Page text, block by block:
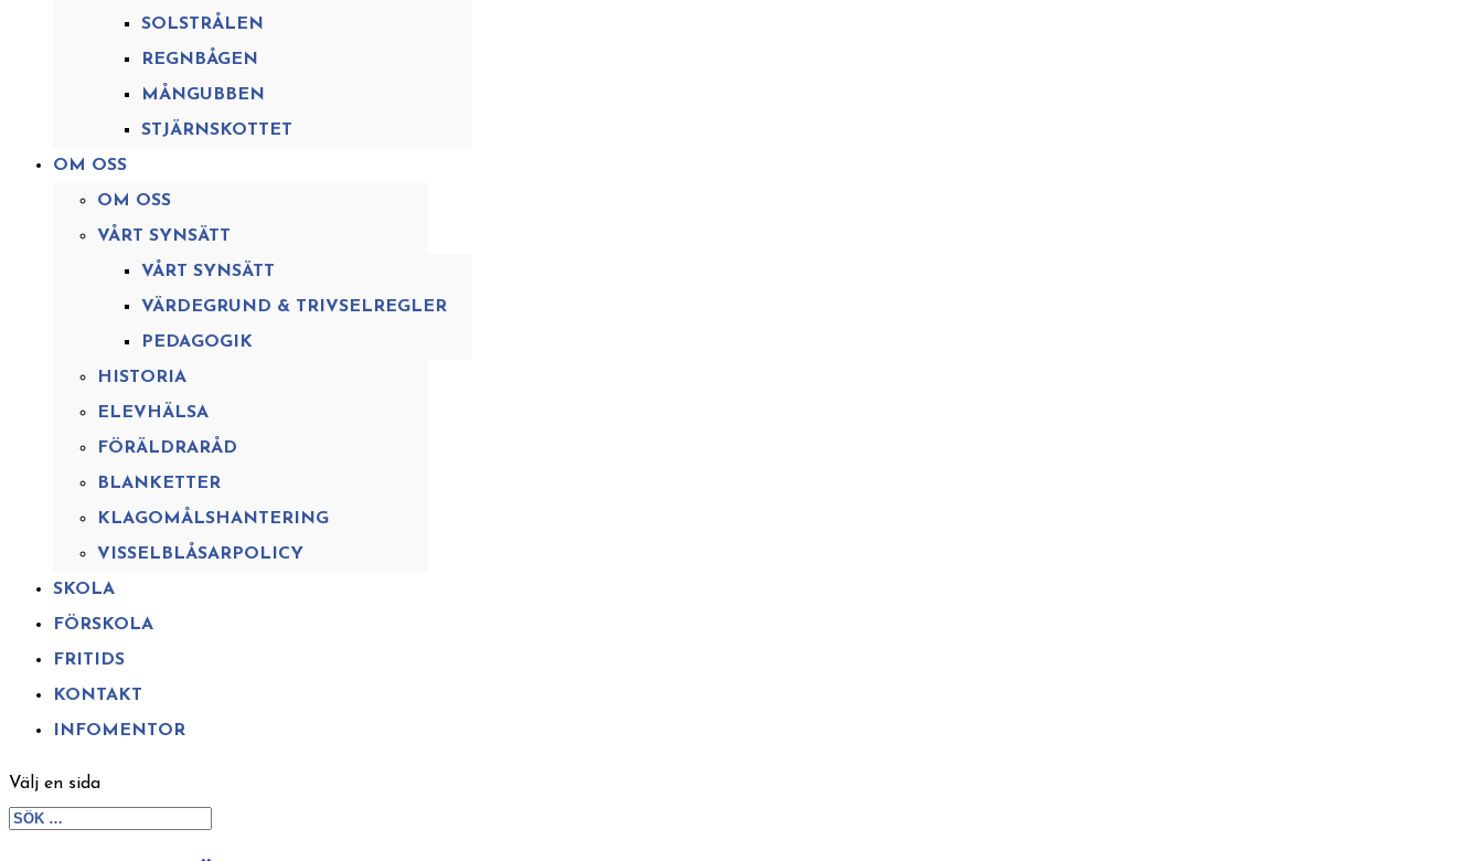
SOLSTRÅLEN
REGNBÅGEN
MÅNGUBBEN
STJÄRNSKOTTET
OM OSS
OM OSS
VÅRT SYNSÄTT
VÅRT SYNSÄTT
VÄRDEGRUND & TRIVSELREGLER
PEDAGOGIK
HISTORIA
ELEVHÄLSA
FÖRÄLDRARÅD
BLANKETTER
KLAGOMÅLSHANTERING
VISSELBLÅSARPOLICY
SKOLA
FÖRSKOLA
FRITIDS
KONTAKT
INFOMENTOR
Välj en sida